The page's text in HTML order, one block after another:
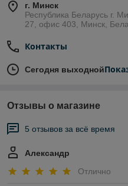
г. Минск
Республика Беларусь г.
27, офис 403, Минск,
Контакты
Сегодня выходной
Отзывы о магазине
5 отзывов за всё время
Александр
Отлично